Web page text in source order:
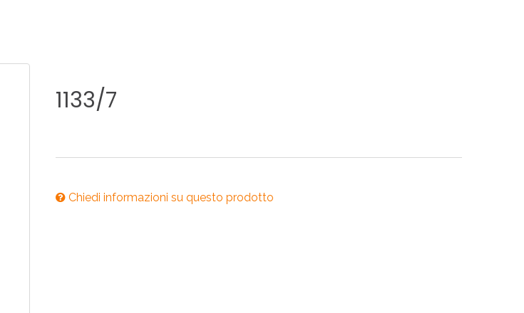
PILETTE ACCESSORI
PILETTE
1133/7
Chiedi informazioni su questo prodotto